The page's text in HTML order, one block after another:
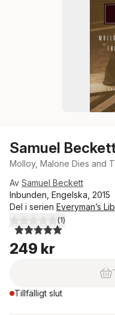
Samuel
Molloy, Malone Dies and
Av Samuel Beckett
Inbunden, Engelska, 2015
Del i serien Everyman’s
5,0utav 5 stjärnor. Totalt
(1)
249 kr
Tillfälligt slut